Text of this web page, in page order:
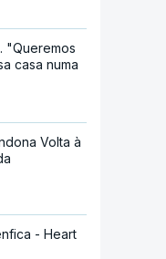
"Queremos
casa numa
Volta à
- Heart